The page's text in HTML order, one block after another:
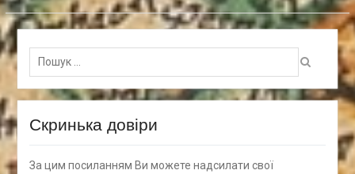
Пошук
для:
Скринька довіри
За цим посиланням Ви можете надсилати свої